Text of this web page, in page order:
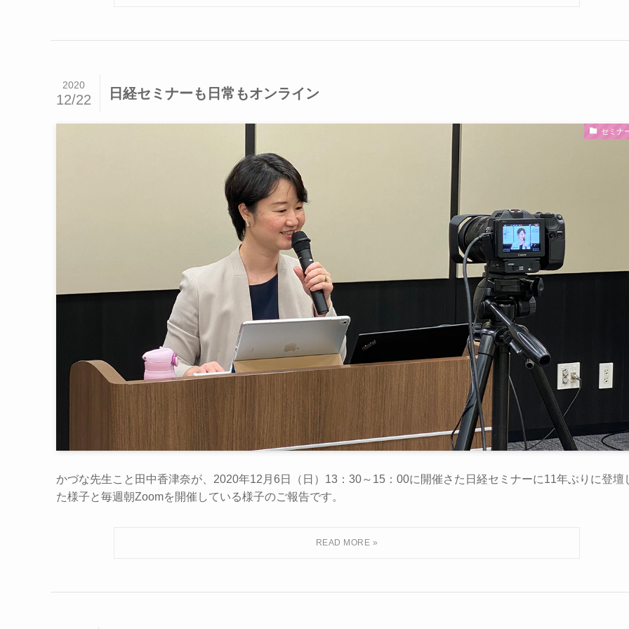
日経セミナーも日常もオンライン
2020
12/22
セミナ
かづな先生こと田中香津奈が、2020年12月6日（日）13：30～15：00に開催さた日経セミナーに11年ぶりに登壇
た様子と毎週朝Zoomを開催している様子のご報告です。